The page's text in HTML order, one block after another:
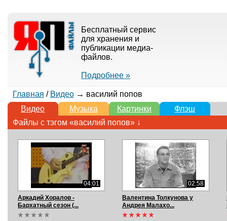
Бесплатный сервис
для хранения и
публикации медиа-
файлов.
Подробнее »
Главная / Видео→ василий попов
Видео
Музыка Картинки
Флэш
Файлы с тэгом «василий попов» ↓
04:01
Аркадий Хоралов -
Бархатный сезон (...
02:58
Валентина Толкунова у
Андрея Малахо...